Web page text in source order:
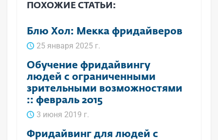
ПОХОЖИЕ СТАТЬИ:
Блю Хол: Мекка фридайверов
25 января 2025 г.
Обучение фридайвингу
людей с ограниченными
зрительными возможностями
:: февраль 2015
3 июня 2019 г.
Фридайвинг для людей с